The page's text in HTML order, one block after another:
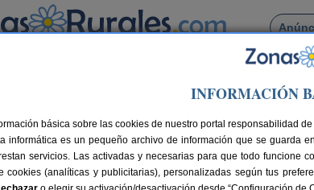
Busca por pueblo
Rurales en Sisante
INFORMACIÓN
básica sobre las cookies de nuestro portal responsabilidad de
informática es un pequeño archivo de información que se guarda
servicios. Las activadas y necesarias para que todo funcione
cookies (analíticas y publicitarias), personalizadas según tus